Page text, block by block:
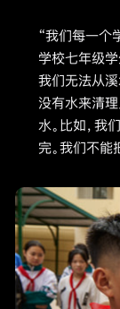
“我们每一个
学校七年级
我们无法从
没有水来清
水。比如，我
完。我们不能